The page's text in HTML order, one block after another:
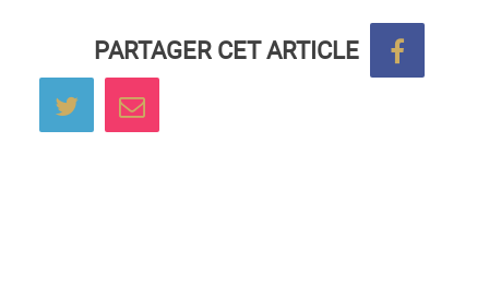
PARTAGER CET ARTICLE
Partager sur Twitter